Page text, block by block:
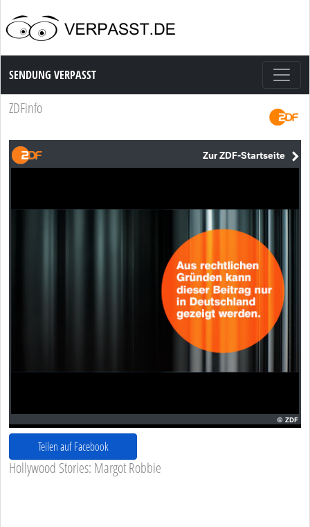
Sendung Verpasst
SENDUNG VERPASST
ZDFinfo
Teilen auf Facebook
Hollywood Stories: Margot Robbie